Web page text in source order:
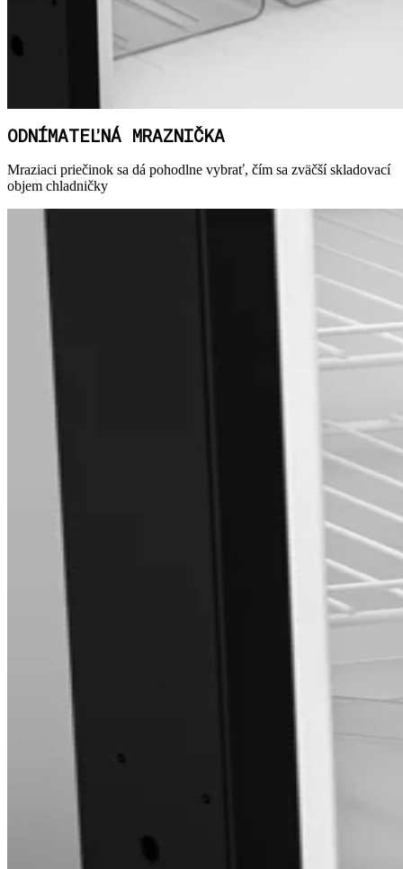
ODNÍMATEĽNÁ MRAZNIČKA
Mraziaci priečinok sa dá pohodlne vybrať, čím sa zväčší skladovací
objem chladničky